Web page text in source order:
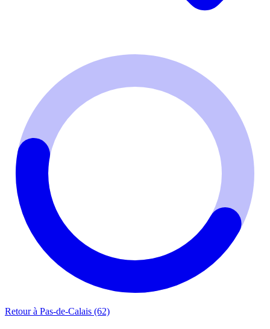
Retour à Pas-de-Calais (62)